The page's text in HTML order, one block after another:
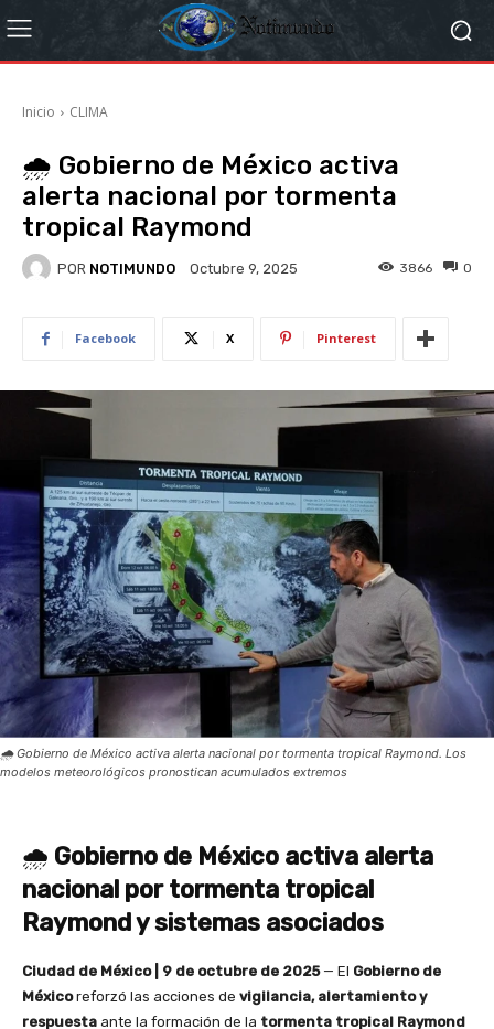
Inicio CLIMA
🌧️ Gobierno de México activa
alerta nacional por tormenta
tropical Raymond
POR NOTIMUNDO Octubre 9, 2025 0
3866
Facebook X Pinterest
🌧️ Gobierno de México activa alerta nacional por tormenta tropical Raymond. Los
modelos meteorológicos pronostican acumulados extremos
🌧️ Gobierno de México activa alerta
nacional por tormenta tropical
Raymond y sistemas asociados
Ciudad de México | 9 de octubre de 2025— El Gobierno de
Méxicoreforzó las acciones de vigilancia, alertamiento y
respuesta ante la formación de la tormenta tropical Raymond